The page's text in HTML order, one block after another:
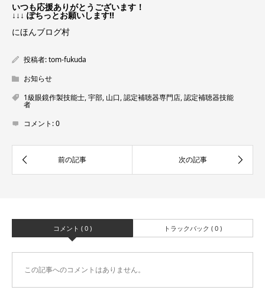
いつも応援ありがとうございます！
↓↓↓ ぽちっとお願いします!!
にほんブログ村
投稿者:tom-fukuda
お知らせ
1級眼鏡作製技能士,宇部, 山口,認定補聴器専門店,認定補聴器技能
者
コメント:0
コメント ( 0 ) トラックバック ( 0 )
この記事へのコメントはありません。